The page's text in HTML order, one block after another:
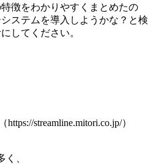
徴をわかりやすくまとめたの
ステムを導入しようかな？と検
してください。
streamline.mitori.co.jp/）
、